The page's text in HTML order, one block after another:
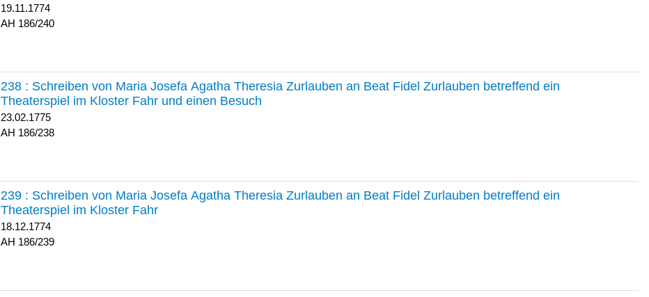
19.11.1774
186/240
238 : Schreiben von Maria Josefa Agatha Theresia Zurlauben an Beat Fidel Zurlauben betreffend ein
Theaterspiel im Kloster Fahr und einen Besuch
23.02.1775
186/238
239 : Schreiben von Maria Josefa Agatha Theresia Zurlauben an Beat Fidel Zurlauben betreffend ein
Theaterspiel im Kloster Fahr
18.12.1774
186/239